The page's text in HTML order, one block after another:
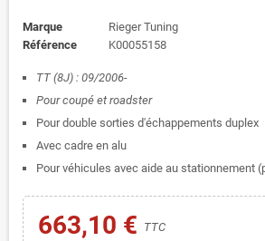
Marque
Rieger Tuning
Référence
K00055158
TT (8J) : 09/2006-
Pour coupé et roadster
Pour double sorties d'échappements duplex
Avec cadre en alu
Pour véhicules avec aide au stationnement
663,10 € TTC